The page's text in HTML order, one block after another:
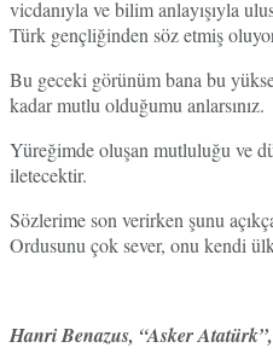
vicdanıyla ve bilim anlayışıyla
Türk gençliğinden söz etmiş
Bu geceki görünüm bana bu
kadar mutlu olduğumu anlarsınız.
Yüreğimde oluşan mutluluğu ve
iletecektir.
Sözlerime son verirken şunu
Ordusunu çok sever, onu kendi
Hanri Benazus, “Asker